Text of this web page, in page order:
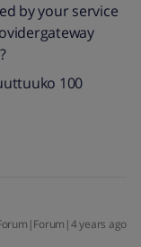
by your service
100
years ago